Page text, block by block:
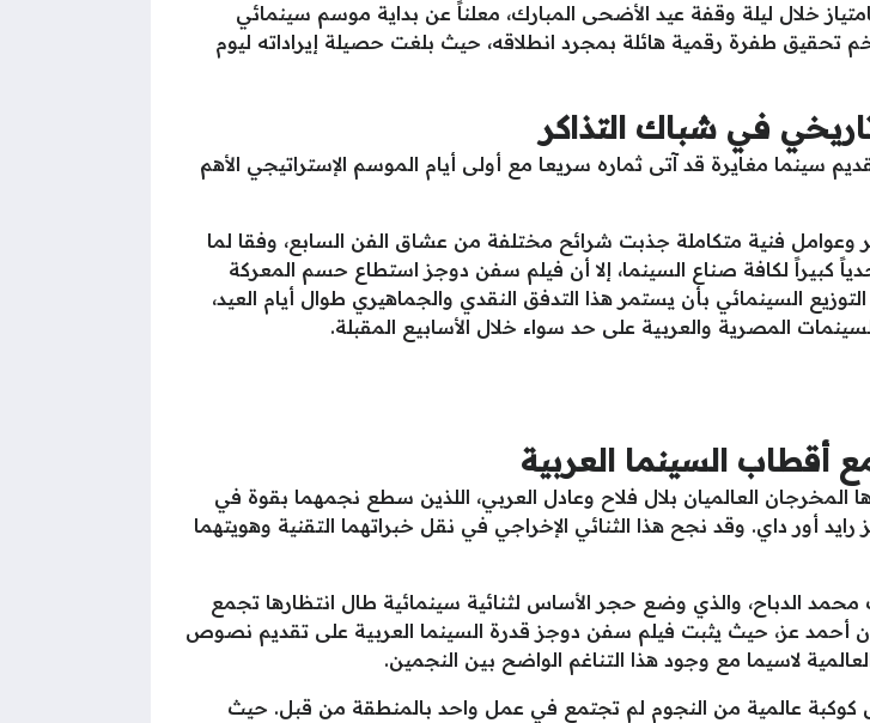
خلال ليلة وقفة عيد الأضحى المبارك، معلناً عن بداية موسم سينمائي
تحقيق طفرة رقمية هائلة بمجرد انطلاقه، حيث بلغت حصيلة إيراداته ليوم
في شباك التذاكر
سينما مغايرة قد آتى ثماره سريعا مع أولى أيام الموسم الإستراتيجي الأهم
وعوامل فنية متكاملة جذبت شرائح مختلفة من عشاق الفن السابع، وفقا لما
كبيراً لكافة صناع السينما، إلا أن فيلم سفن دوجز استطاع حسم المعركة
السينمائي بأن يستمر هذا التدفق النقدي والجماهيري طوال أيام العيد،
المصرية والعربية على حد سواء خلال الأسابيع المقبلة.
أقطاب السينما العربية
المخرجان العالميان بلال فلاح وعادل العربي، اللذين سطع نجمهما بقوة في
أور داي. وقد نجح هذا الثنائي الإخراجي في نقل خبراتهما التقنية وهويتهما
الدباح، والذي وضع حجر الأساس لثنائية سينمائية طال انتظارها تجمع
أحمد عز، حيث يثبت فيلم سفن دوجز قدرة السينما العربية على تقديم نصوص
لاسيما مع وجود هذا التناغم الواضح بين النجمين.
كوكبة عالمية من النجوم لم تجتمع في عمل واحد بالمنطقة من قبل. حيث